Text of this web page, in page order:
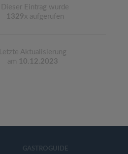
Dieser Eintrag wurde
1329x aufgerufen
Letzte Aktualisierung
am 10.12.2023
GASTROGUIDE